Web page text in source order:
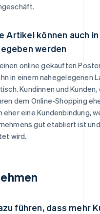
Artikel können auch
werden
online gekauften
in einem nahegelegenen
Kundinnen und
dem Online-Shopping
eine Kundenbindung,
gut etabliert ist
wird.
führen, dass mehr